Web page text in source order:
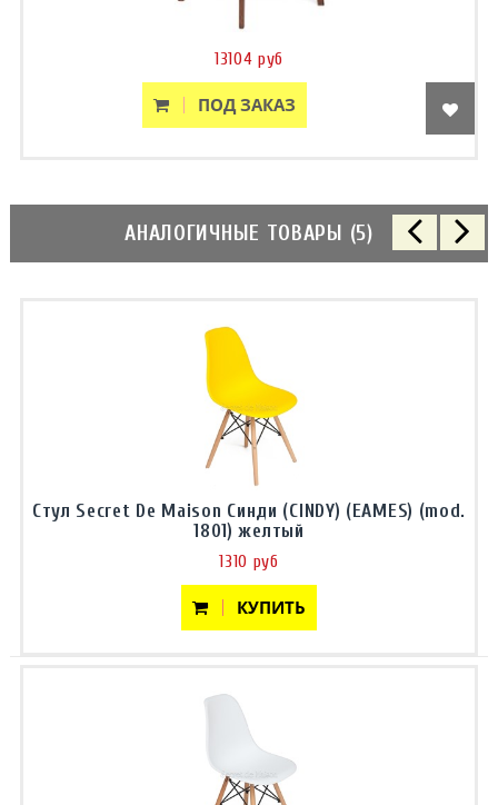
13104 руб
ПОД ЗАКАЗ
АНАЛОГИЧНЫЕ ТОВАРЫ (5)
Стул Secret De Maison Синди (CINDY) (EAMES) (mod.
1801) желтый
1310 руб
КУПИТЬ